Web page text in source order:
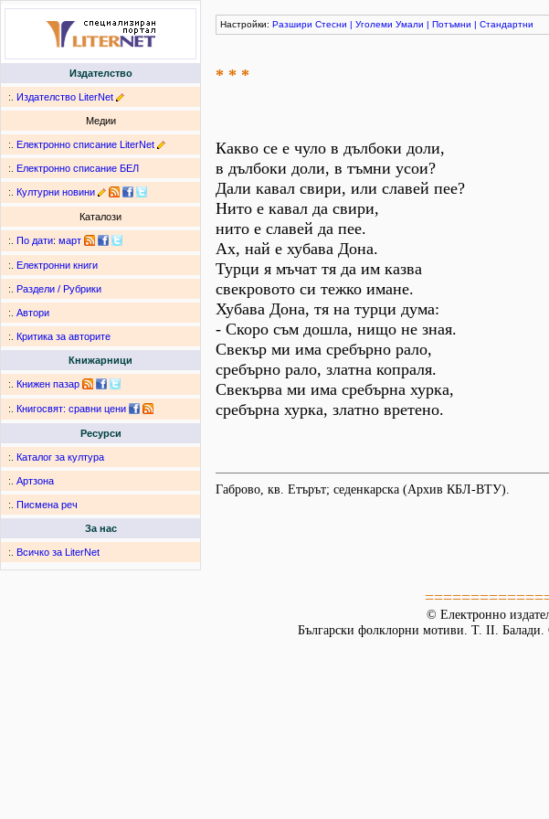
Издателство
:. Издателство LiterNet
Медии
:. Електронно списание LiterNet
:. Електронно списание БЕЛ
:. Културни новини
Каталози
:. По дати: март
:. Електронни книги
:. Раздели / Рубрики
:. Автори
:. Критика за авторите
Книжарници
:. Книжен пазар
:. Книгосвят: сравни цени
Ресурси
:. Каталог за култура
:. Артзона
:. Писмена реч
За нас
:. Всичко за LiterNet
Настройки: Разшири Стесни | Уголеми Умали | Потъмни | Стандартни
* * *
Какво се е чуло в дълбоки доли,
в дълбоки доли, в тъмни усои?
Дали кавал свири, или славей пее?
Нито е кавал да свири,
нито е славей да пее.
Ах, най е хубава Дона.
Турци я мъчат тя да им казва
свекровото си тежко имане.
Хубава Дона, тя на турци дума:
- Скоро съм дошла, нищо не зная.
Свекър ми има сребърно рало,
сребърно рало, златна копраля.
Свекърва ми има сребърна хурка,
сребърна хурка, златно вретено.
Габрово, кв. Етърът; седенкарска (Архив КБЛ-ВТУ).
© Електронно
Български фолклорни мотиви. Т. II.